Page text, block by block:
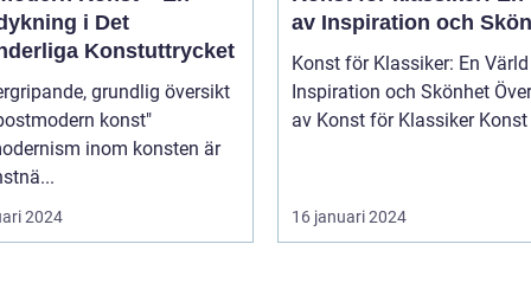
i Det
Konstuttrycket
grundlig översikt
konst"
inom konsten är
2024
av Inspiration och
Konst för Klassiker: En
Inspiration och Skönhet Översikt
av Konst för
16 januari 2024